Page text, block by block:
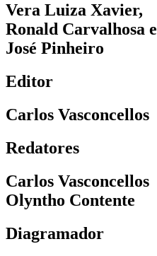
Vera Luiza Xavier,
Ronald Carvalhosa e
José Pinheiro
Editor
Carlos Vasconcellos
Redatores
Carlos Vasconcellos
Olyntho Contente
Diagramador